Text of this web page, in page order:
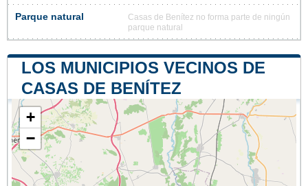
Parque natural
Casas de Benítez no forma parte de ningún
parque natural
LOS MUNICIPIOS VECINOS DE
CASAS DE BENÍTEZ
+
−